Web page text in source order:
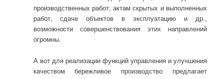
производственных работ, актам скрытых и выполненных
работ, сдаче объектов в эксплуатацию и др.,
возможности совершенствования этих направлений
огромны.
А вот для реализации функций управления и улучшения
качеством бережливое производство предлагает